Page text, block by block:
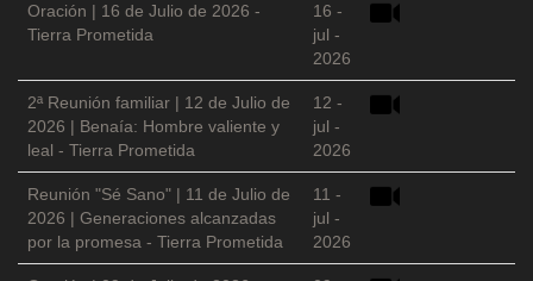
Oración | 16 de Julio de 2026 -
Tierra Prometida
16 -
jul -
2026
2ª Reunión familiar | 12 de Julio de
2026 | Benaía: Hombre valiente y
leal - Tierra Prometida
12 -
jul -
2026
Reunión "Sé Sano" | 11 de Julio de
2026 | Generaciones alcanzadas
por la promesa - Tierra Prometida
11 -
jul -
2026